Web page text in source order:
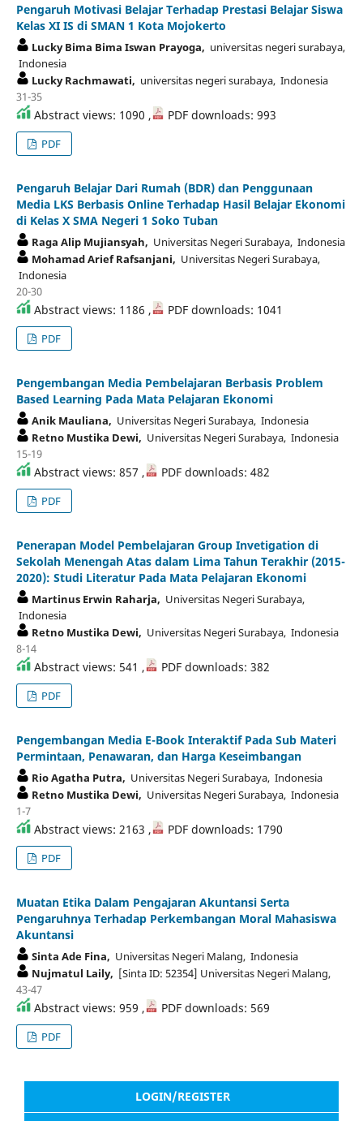
Pengaruh Motivasi Belajar Terhadap Prestasi Belajar Siswa
Kelas XI IS di SMAN 1 Kota Mojokerto
Lucky Bima Bima Iswan Prayoga, universitas negeri surabaya,
Indonesia
Lucky Rachmawati, universitas negeri surabaya, Indonesia
31-35
Abstract views: 1090 , PDF downloads: 993
PDF
Pengaruh Belajar Dari Rumah (BDR) dan Penggunaan
Media LKS Berbasis Online Terhadap Hasil Belajar Ekonomi
di Kelas X SMA Negeri 1 Soko Tuban
Raga Alip Mujiansyah, Universitas Negeri Surabaya, Indonesia
Mohamad Arief Rafsanjani, Universitas Negeri Surabaya,
Indonesia
20-30
Abstract views: 1186 , PDF downloads: 1041
PDF
Pengembangan Media Pembelajaran Berbasis Problem
Based Learning Pada Mata Pelajaran Ekonomi
Anik Mauliana, Universitas Negeri Surabaya, Indonesia
Retno Mustika Dewi, Universitas Negeri Surabaya, Indonesia
15-19
Abstract views: 857 , PDF downloads: 482
PDF
Penerapan Model Pembelajaran Group Invetigation di
Sekolah Menengah Atas dalam Lima Tahun Terakhir (2015-
2020): Studi Literatur Pada Mata Pelajaran Ekonomi
Martinus Erwin Raharja, Universitas Negeri Surabaya,
Indonesia
Retno Mustika Dewi, Universitas Negeri Surabaya, Indonesia
8-14
Abstract views: 541 , PDF downloads: 382
PDF
Pengembangan Media E-Book Interaktif Pada Sub Materi
Permintaan, Penawaran, dan Harga Keseimbangan
Rio Agatha Putra, Universitas Negeri Surabaya, Indonesia
Retno Mustika Dewi, Universitas Negeri Surabaya, Indonesia
1-7
Abstract views: 2163 , PDF downloads: 1790
PDF
Muatan Etika Dalam Pengajaran Akuntansi Serta
Pengaruhnya Terhadap Perkembangan Moral Mahasiswa
Akuntansi
Sinta Ade Fina, Universitas Negeri Malang, Indonesia
Nujmatul Laily, [Sinta ID: 52354] Universitas Negeri Malang,
43-47
Abstract views: 959 , PDF downloads: 569
PDF
LOGIN/REGISTER